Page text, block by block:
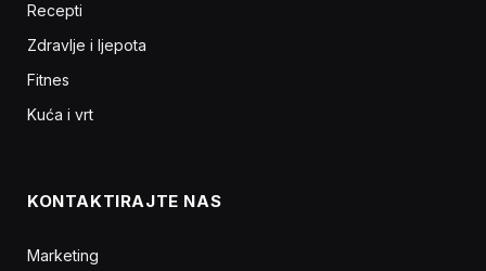
Recepti
Zdravlje i ljepota
Fitnes
Kuća i vrt
KONTAKTIRAJTE NAS
Marketing